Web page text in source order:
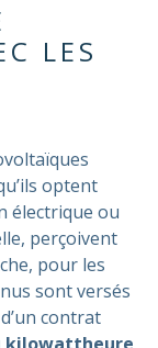
LES
optent
électrique ou
perçoivent
pour les
sont versés
contrat